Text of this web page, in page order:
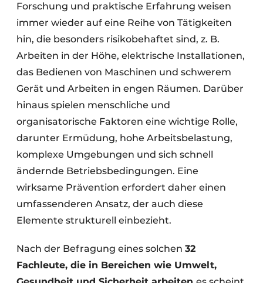
Forschung und praktische Erfahrung weisen
immer wieder auf eine Reihe von Tätigkeiten
hin, die besonders risikobehaftet sind, z. B.
Arbeiten in der Höhe, elektrische Installationen,
das Bedienen von Maschinen und schwerem
Gerät und Arbeiten in engen Räumen. Darüber
hinaus spielen menschliche und
organisatorische Faktoren eine wichtige Rolle,
darunter Ermüdung, hohe Arbeitsbelastung,
komplexe Umgebungen und sich schnell
ändernde Betriebsbedingungen. Eine
wirksame Prävention erfordert daher einen
umfassenderen Ansatz, der auch diese
Elemente strukturell einbezieht.
Nach der Befragung eines solchen 32
Fachleute, die in Bereichen wie Umwelt,